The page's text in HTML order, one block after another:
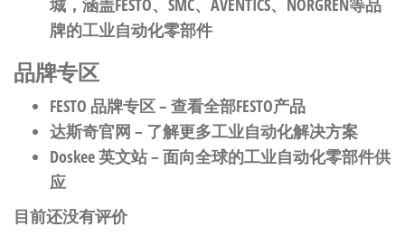
城，涵盖FESTO、SMC、AVENTICS、NORGREN等品
牌的工业自动化零部件
品牌专区
FESTO 品牌专区– 查看全部FESTO产品
达斯奇官网 – 了解更多工业自动化解决方案
Doskee 英文站– 面向全球的工业自动化零部件供
应
目前还没有评价